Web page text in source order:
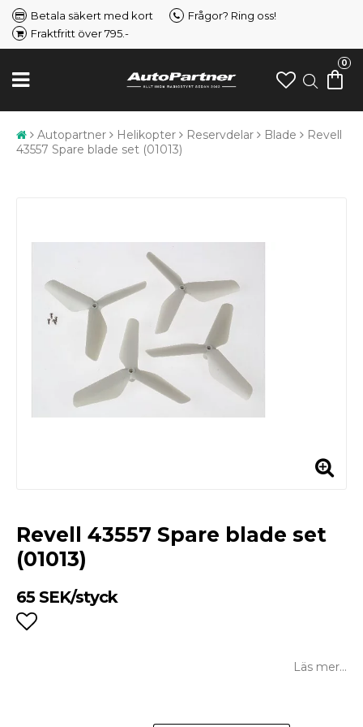
Betala säkert med kort
Frågor? Ring oss!
Fraktfritt över 795.-
0
Autopartner Helikopter Reservdelar Blade
Revell
43557 Spare blade set (01013)
Revell 43557 Spare blade set
(01013)
65 SEK/styck
Läs mer...